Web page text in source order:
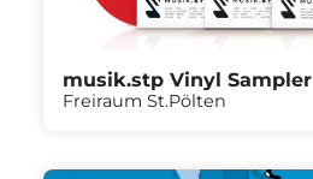
musik.stp Vinyl Sampler
Freiraum St.Pölten